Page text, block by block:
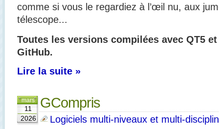
comme si vous le regardiez à l’œil nu, aux
télescope...
Toutes les versions compilées avec QT5
GitHub.
Lire la suite »
mars
11
2026
GCompris
Logiciels multi-niveaux et multi-